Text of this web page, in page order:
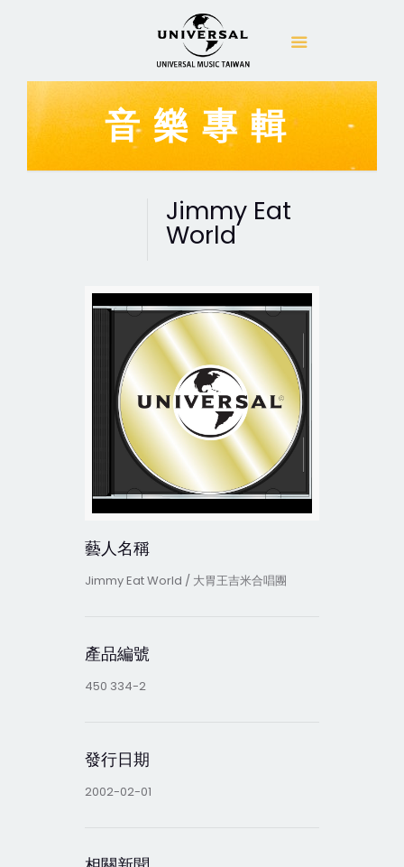
音樂專輯
Jimmy Eat
World
藝人名稱
Jimmy Eat World / 大胃王吉米合唱團
產品編號
450 334-2
發行日期
2002-02-01